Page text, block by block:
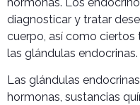
diagnosticar y tratar
cuerpo, así como
las glándulas endocrinas.
Las glándulas
hormonas, sustancias